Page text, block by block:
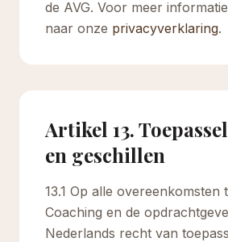
de AVG. Voor meer
naar onze privacyverklaring.
Artikel 13.
en geschillen
13.1 Op alle overeenkomsten
Coaching en de
Nederlands recht van